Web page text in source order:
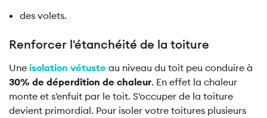
des volets.
Renforcer l'étanchéité de la toiture
Une isolation vétuste au niveau du toit peu conduire à
30% de déperdition de chaleur. En effet la chaleur
monte et s'enfuit par le toit. S'occuper de la toiture
devient primordial. Pour isoler votre toitures plusieurs